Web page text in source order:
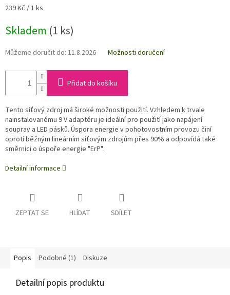
Měrná
239 Kč / 1 ks
Skladem (1 ks)
Můžeme doručit do: 11.8.2026 Možnosti doručení
Přidat do košíku
Tento síťový zdroj má široké možnosti použití. Vzhledem k trvale
nainstalovanému 9 V adaptéru je ideální pro použití jako napájení
souprav a LED pásků. Úspora energie v pohotovostním provozu činí
oproti běžným lineárním síťovým zdrojům přes 90% a odpovídá také
směrnici o úspoře energie "ErP".
Detailní informace
ZEPTAT SE HLÍDAT SDÍLET
Popis Podobné (1) Diskuze
Detailní popis produktu